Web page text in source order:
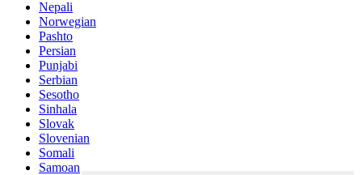
Nepali
Norwegian
Pashto
Persian
Punjabi
Serbian
Sesotho
Sinhala
Slovak
Slovenian
Somali
Samoan